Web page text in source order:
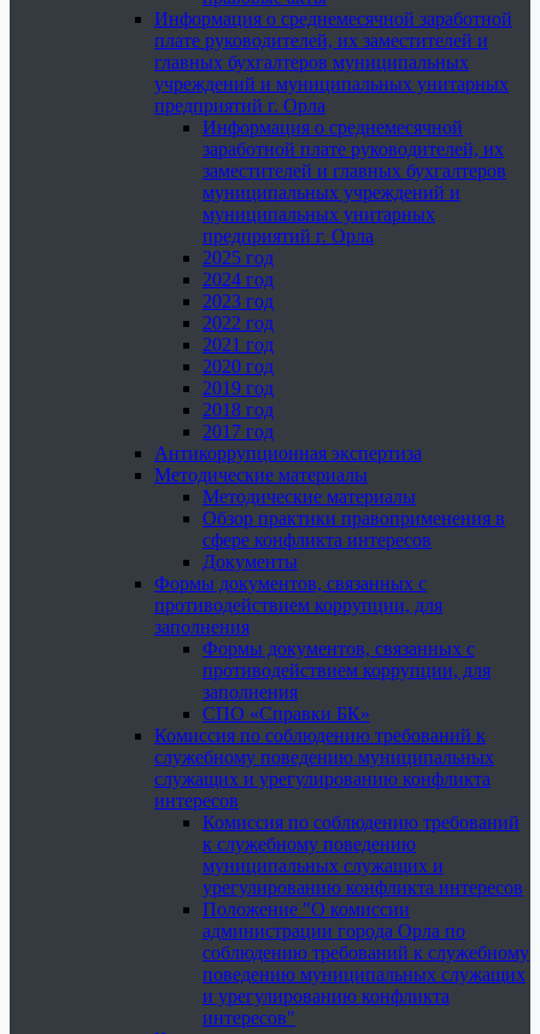
Информация о среднемесячной заработной
плате руководителей, их заместителей и
главных бухгалтеров муниципальных
учреждений и муниципальных унитарных
предприятий г. Орла
Информация о среднемесячной
заработной плате руководителей, их
заместителей и главных бухгалтеров
муниципальных учреждений и
муниципальных унитарных
предприятий г. Орла
2025 год
2024 год
2023 год
2022 год
2021 год
2020 год
2019 год
2018 год
2017 год
Антикоррупционная экспертиза
Методические материалы
Методические материалы
Обзор практики правоприменения в
сфере конфликта интересов
Документы
Формы документов, связанных с
противодействием коррупции, для
заполнения
Формы документов, связанных с
противодействием коррупции, для
заполнения
СПО «Справки БК»
Комиссия по соблюдению требований к
служебному поведению муниципальных
служащих и урегулированию конфликта
интересов
Комиссия по соблюдению требований
к служебному поведению
муниципальных служащих и
урегулированию конфликта интересов
Положение "О комиссии
администрации города Орла по
соблюдению требований к служебному
поведению муниципальных служащих
и урегулированию конфликта
интересов"